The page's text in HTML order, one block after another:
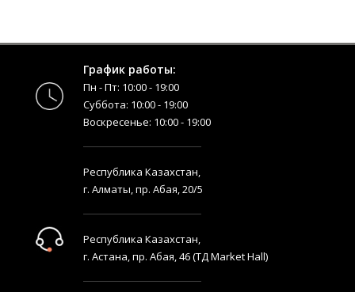
График работы:
Пн - Пт: 10:00 - 19:00
Суббота: 10:00 - 19:00
Воскресенье: 10:00 - 19:00
Республика Казахстан,
г. Алматы, пр. Абая, 20/5
Республика Казахстан,
г. Астана, пр. Абая, 46 (ТД Market Hall)